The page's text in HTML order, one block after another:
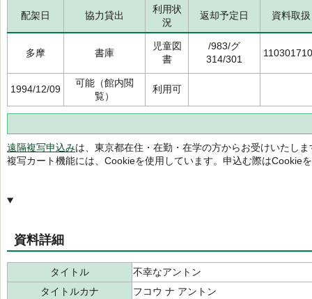
配架日 協力貸出
利用状
況
返却予定日 資料取扱
多摩 書庫
児童図
書
/983/グ
314/301
1994/12/09
可能（館内閲
覧）
利用可
遠隔複写申込みは、東京都在住・在勤・在学の方からお受けいたしま
複写カート機能には、Cookieを使用しています。申込む際はCookie
資料詳細
タイトル
不幸なアントン
タイトルカナ
フコウ ナ アントン